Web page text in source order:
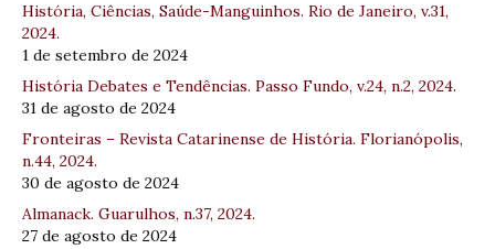
História, Ciências, Saúde-Manguinhos. Rio de Janeiro, v.31,
2024.
1 de setembro de 2024
História Debates e Tendências. Passo Fundo, v.24, n.2, 2024.
31 de agosto de 2024
Fronteiras – Revista Catarinense de História. Florianópolis,
n.44, 2024.
30 de agosto de 2024
Almanack. Guarulhos, n.37, 2024.
27 de agosto de 2024